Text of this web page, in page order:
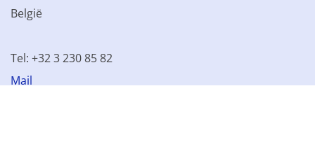
België
Tel: +32 3 230 85 82
Mail